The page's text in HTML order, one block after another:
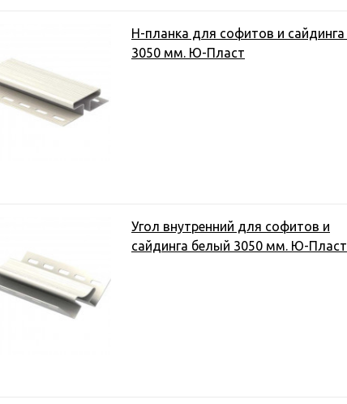
Н-планка для софитов и сайдинга
3050 мм. Ю-Пласт
Угол внутренний для софитов и
сайдинга белый 3050 мм. Ю-Пласт